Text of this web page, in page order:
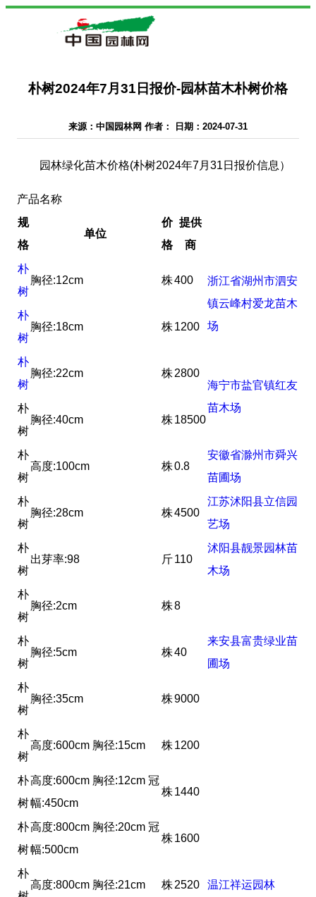
朴树2024年7月31日报价-园林苗木朴树价格
来源：中国园林网 作者： 日期：2024-07-31
园林绿化苗木价格(朴树2024年7月31日报价信息）
产品名称
规
格
单位
价
格
提供
商
朴
树
胸径:12cm 株400
浙江省湖州市泗安
镇云峰村爱龙苗木
场
朴
树
胸径:18cm 株1200
朴
树
胸径:22cm 株2800
海宁市盐官镇红友
苗木场
朴
树
胸径:40cm 株18500
朴
树
高度:100cm 株0.8
安徽省滁州市舜兴
苗圃场
朴
树
胸径:28cm 株4500
江苏沭阳县立信园
艺场
朴
树
出芽率:98 斤110
沭阳县靓景园林苗
木场
朴
树
胸径:2cm 株8
来安县富贵绿业苗
圃场
朴
树
胸径:5cm 株40
朴
树
胸径:35cm 株9000
朴
树
高度:600cm 胸径:15cm 株1200
温江祥运园林
朴
树
高度:600cm 胸径:12cm 冠
幅:450cm
株1440
朴
树
高度:800cm 胸径:20cm 冠
幅:500cm
株1600
朴
高度:800cm 胸径:21cm 株2520